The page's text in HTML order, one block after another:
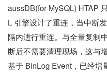
aussDB(for MySQL) HTAP
L 引擎设计了重连，当中断
隔内进行重连。与全量复制
断后不需要清理现场，这与
基于 BinLog Event，已经增